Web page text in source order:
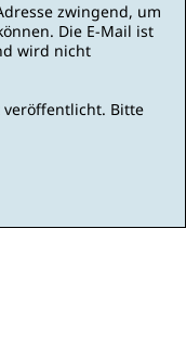
zwingend, um
Die E-Mail ist
wird nicht
Bitte